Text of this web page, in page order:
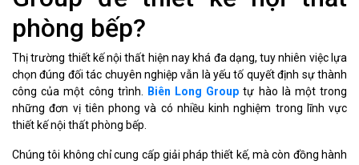
phòng bếp?
Thị trường thiết kế nội thất hiện nay khá đa dạng, tuy nhiên việc lựa
chọn đúng đối tác chuyên nghiệp vẫn là yếu tố quyết định sự thành
công của một công trình.
Biên Long Group tự hào là một trong
những đơn vị tiên phong và có nhiều kinh nghiệm trong lĩnh vực
thiết kế nội thất phòng bếp.
Chúng tôi không chỉ cung cấp giải pháp thiết kế, mà còn đồng hành